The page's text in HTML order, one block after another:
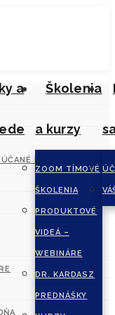
a Školenia
a kurzy
ZOOM TÍMOVÉ
ŠKOLENIA
PRODUKTOVÉ
VIDEÁ –
WEBINÁRE
DR. KARDASZ
PREDNÁŠKY
PRÍPRAVKY